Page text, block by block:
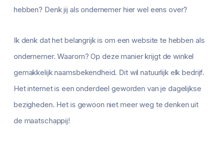
hebben? Denk jij als ondernemer hier wel eens over?
Ik denk dat het belangrijk is om een website te hebben als
ondernemer. Waarom? Op deze manier krijgt de winkel
gemakkelijk naamsbekendheid. Dit wil natuurlijk elk bedrijf.
Het internet is een onderdeel geworden van je dagelijkse
bezigheden. Het is gewoon niet meer weg te denken uit
de maatschappij!